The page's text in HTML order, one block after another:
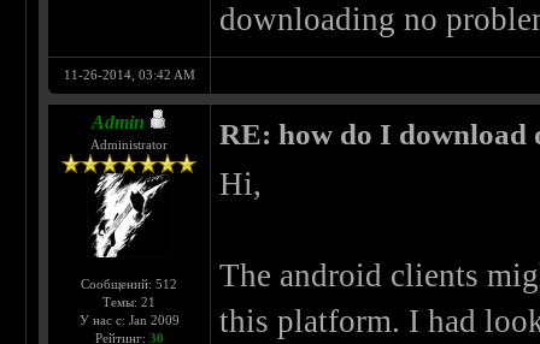
downloading no
11-26-2014, 03:42 AM
Admin
Administrator
Сообщений: 512
Темы: 21
У нас с: Jan 2009
Рейтинг: 30
RE: how do I download
Hi,
The android clients
this platform. I had